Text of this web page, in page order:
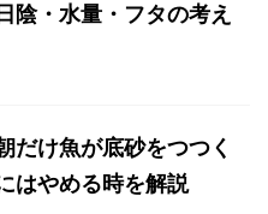
陰・水量・フタの考え
だけ魚が底砂をつつく
はやめる時を解説